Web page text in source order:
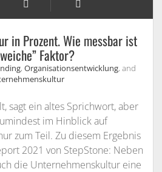
in Prozent. Wie messbar ist
Faktor?
, Organisationsentwicklung, and
sagt ein altes Sprichwort, aber
im Hinblick auf
zum Teil. Zu diesem Ergebnis
2021 von StepStone: Neben
die Unternehmenskultur eine